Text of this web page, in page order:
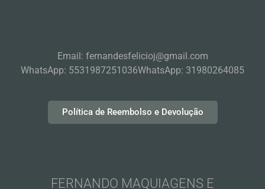
Email: fernandesfelicioj@gmail.com
WhatsApp: 5531987251036WhatsApp: 31980264085
Política de Reembolso e Devolução
FERNANDO MAQUIAGENS E